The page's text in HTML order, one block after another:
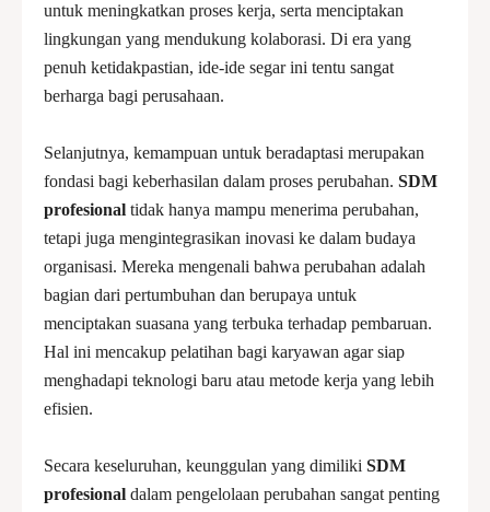
untuk meningkatkan proses kerja, serta menciptakan
lingkungan yang mendukung kolaborasi. Di era yang
penuh ketidakpastian, ide-ide segar ini tentu sangat
berharga bagi perusahaan.
Selanjutnya, kemampuan untuk beradaptasi merupakan
fondasi bagi keberhasilan dalam proses perubahan. SDM
profesional tidak hanya mampu menerima perubahan,
tetapi juga mengintegrasikan inovasi ke dalam budaya
organisasi. Mereka mengenali bahwa perubahan adalah
bagian dari pertumbuhan dan berupaya untuk
menciptakan suasana yang terbuka terhadap pembaruan.
Hal ini mencakup pelatihan bagi karyawan agar siap
menghadapi teknologi baru atau metode kerja yang lebih
efisien.
Secara keseluruhan, keunggulan yang dimiliki SDM
profesional dalam pengelolaan perubahan sangat penting